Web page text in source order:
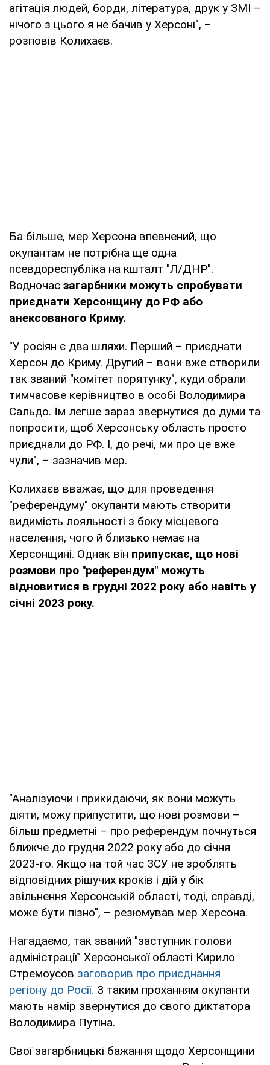
агітація людей, борди, література, друк у ЗМІ –
нічого з цього я не бачив у Херсоні", –
розповів Колихаєв.
Ба більше, мер Херсона впевнений, що
окупантам не потрібна ще одна
псевдореспубліка на кшталт "Л/ДНР".
Водночас загарбники можуть спробувати
приєднати Херсонщину до РФ або
анексованого Криму.
"У росіян є два шляхи. Перший – приєднати
Херсон до Криму. Другий – вони вже створили
так званий "комітет порятунку", куди обрали
тимчасове керівництво в особі Володимира
Сальдо. Їм легше зараз звернутися до думи та
попросити, щоб Херсонську область просто
приєднали до РФ. І, до речі, ми про це вже
чули", – зазначив мер.
Колихаєв вважає, що для проведення
"референдуму" окупанти мають створити
видимість лояльності з боку місцевого
населення, чого й близько немає на
Херсонщині. Однак він припускає, що нові
розмови про "референдум" можуть
відновитися в грудні 2022 року або навіть у
січні 2023 року.
"Аналізуючи і прикидаючи, як вони можуть
діяти, можу припустити, що нові розмови –
більш предметні – про референдум почнуться
ближче до грудня 2022 року або до січня
2023-го. Якщо на той час ЗСУ не зроблять
відповідних рішучих кроків і дій у бік
звільнення Херсонській області, тоді, справді,
може бути пізно", – резюмував мер Херсона.
Нагадаємо, так званий "заступник голови
адміністрації" Херсонської області Кирило
Стремоусов заговорив про приєднання
регіону до Росії. З таким проханням окупанти
мають намір звернутися до свого диктатора
Володимира Путіна.
Свої загарбницькі бажання щодо Херсонщини